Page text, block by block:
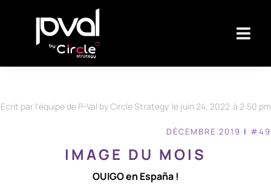
Ecrit par l'équipe de P-Val by Circle Strategy le juin 24, 2022 à 2:50 pm
DÉCEMBRE 2019 I #49
IMAGE DU MOIS
OUIGO en España !